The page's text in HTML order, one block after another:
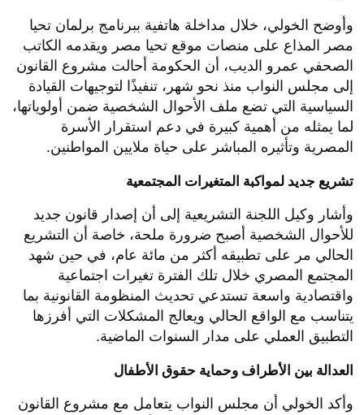
وأوضح الخولي، خلال مداخلة هاتفية ببرنامج برلمان تحيا
مصر المذاع على منصات موقع تحيا مصر ويقدمه الكاتب
الصحفي عمرو الديب، أن الحكومة أحالت مشروع القانون
إلى مجلس النواب منذ نحو شهر، تنفيذًا لتوجيهات القيادة
السياسية التي تضع ملف الأحوال الشخصية ضمن أولوياتها،
لما يمثله من أهمية كبيرة في دعم استقرار الأسرة
المصرية وتأثيره المباشر على حياة ملايين المواطنين.
تشريع جديد لمواكبة المتغيرات المجتمعية
وأشار وكيل اللجنة التشريعية إلى أن إصدار قانون جديد
للأحوال الشخصية أصبح ضرورة ملحة، خاصة أن التشريع
الحالي مر على تطبيقه أكثر من مائة عام، في حين شهد
المجتمع المصري خلال تلك الفترة تغيرات اجتماعية
واقتصادية واسعة تستدعي تحديث المنظومة القانونية بما
يتناسب مع الواقع الحالي ويعالج المشكلات التي أفرزها
التطبيق العملي على مدار السنوات الماضية.
العدالة بين الأطراف وحماية حقوق الأطفال
وأكد الخولي أن مجلس النواب يتعامل مع مشروع القانون